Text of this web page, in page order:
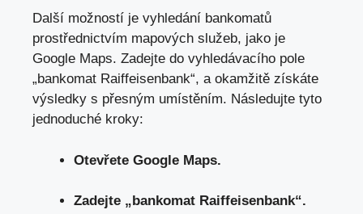
Další možností je vyhledání bankomatů
prostřednictvím mapových služeb, jako je
Google Maps. Zadejte do vyhledávacího pole
„bankomat Raiffeisenbank“, a okamžitě získáte
výsledky s přesným umístěním. Následujte tyto
jednoduché kroky:
Otevřete Google Maps.
Zadejte „bankomat Raiffeisenbank“.